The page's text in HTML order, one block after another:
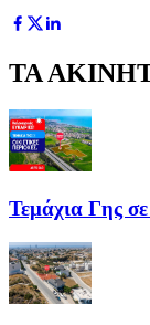
ΤΑ
Τεμάχια Γης